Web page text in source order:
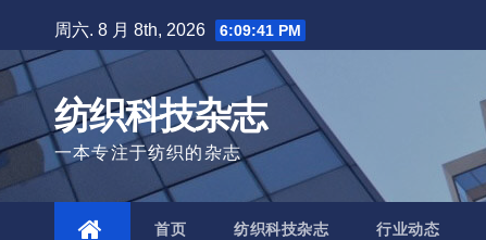
to
content
周六. 8 月 8th, 2026 6:09:42 PM
纺织科技杂志
一本专注于纺织的杂志
首页 纺织科技杂志 行业动态